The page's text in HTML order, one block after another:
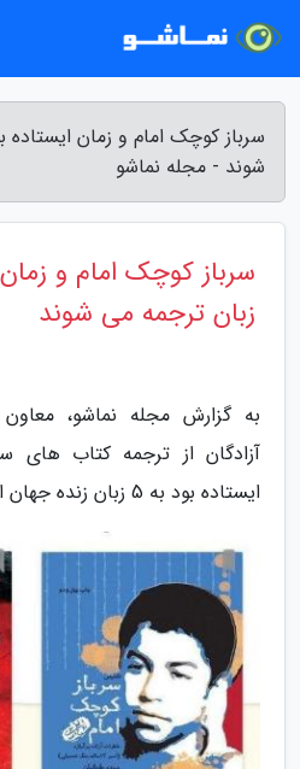
شوند - مجله نماشو
زبان ترجمه می شوند
به گزارش مجله نماشو،
آزادگان از ترجمه کتاب های
ایستاده بود به 5 زبان زنده جهان اطلاع داد.